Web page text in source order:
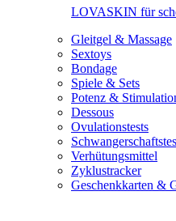
LOVASKIN für
Gleitgel & Massage
Sextoys
Bondage
Spiele & Sets
Potenz &
Dessous
Ovulationstests
Verhütungsmittel
Zyklustracker
Geschenkkarten &